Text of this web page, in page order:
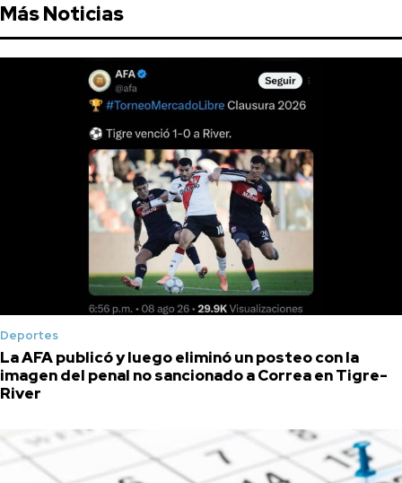
Más Noticias
Deportes
La AFA publicó y luego eliminó un posteo con la
imagen del penal no sancionado a Correa en Tigre-
River